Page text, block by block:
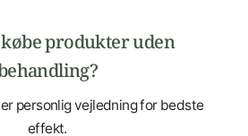
købe produkter uden
personlig vejledning for bedste
effekt.